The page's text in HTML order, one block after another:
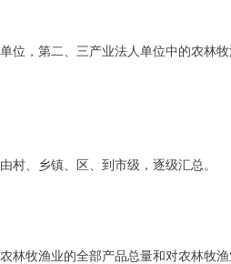
，第二、三产业法人单位中的农林
、乡镇、区、到市级，逐级汇总。
牧渔业的全部产品总量和对农林牧渔